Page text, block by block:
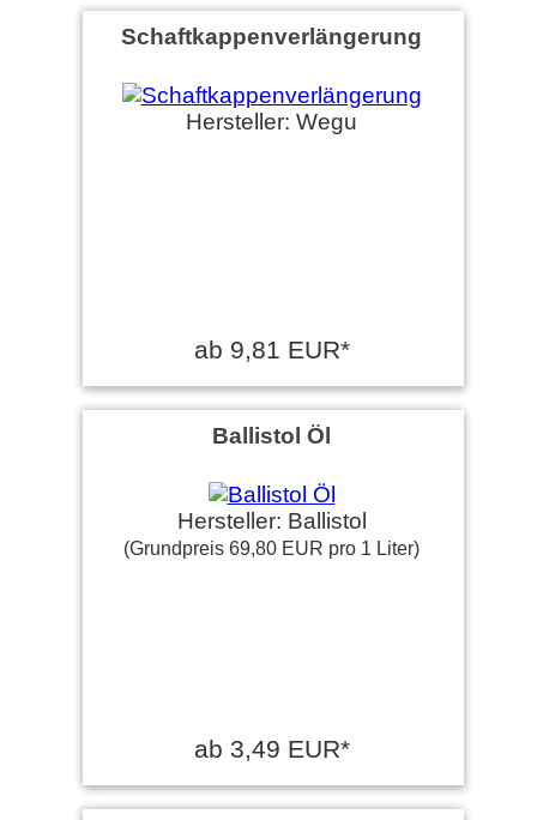
Schaftkappenverlängerung
Hersteller: Wegu
ab 9,81 EUR*
Ballistol Öl
Hersteller: Ballistol
(Grundpreis 69,80 EUR pro 1 Liter)
ab 3,49 EUR*